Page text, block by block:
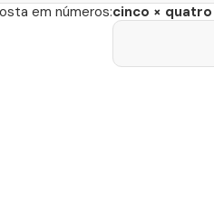
em números:cinco × quatro